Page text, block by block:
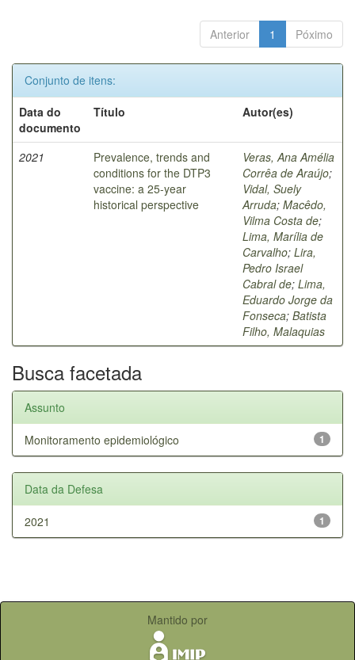
Anterior 1 Póximo
Conjunto de itens:
Data do
documento
Título Autor(es)
2021
Prevalence, trends and
conditions for the DTP3
vaccine: a 25-year
historical perspective
Veras, Ana Amélia
Corrêa de Araújo;
Vidal, Suely
Arruda; Macêdo,
Vilma Costa de;
Lima, Marília de
Carvalho; Lira,
Pedro Israel
Cabral de; Lima,
Eduardo Jorge da
Fonseca; Batista
Filho, Malaquias
Busca facetada
Assunto
1
Monitoramento epidemiológico
Data da Defesa
1
2021
Mantido por